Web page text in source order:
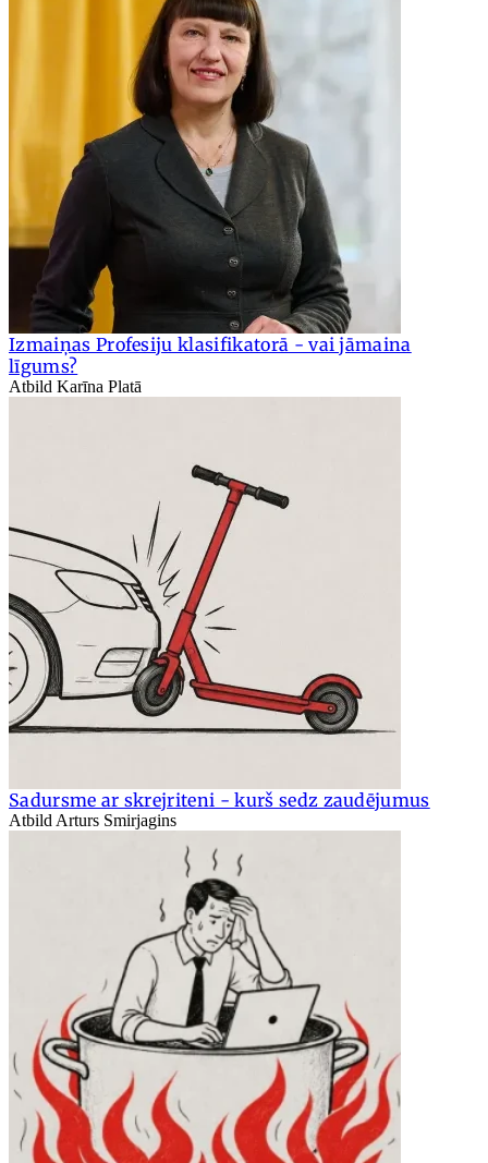
Izmaiņas Profesiju klasifikatorā - vai jāmaina
līgums?
Atbild Karīna Platā
Sadursme ar skrejriteni - kurš sedz zaudējumus
Atbild Arturs Smirjagins